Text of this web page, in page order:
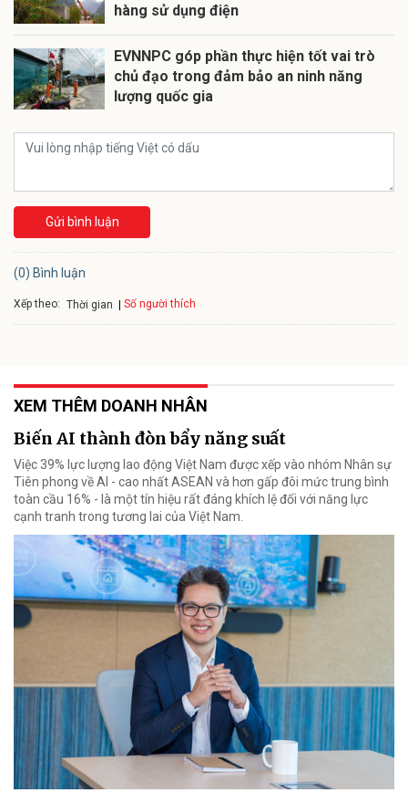
hàng sử dụng điện
EVNNPC góp phần thực hiện tốt vai trò
chủ đạo trong đảm bảo an ninh năng
lượng quốc gia
Gửi bình luận
(0) Bình luận
Xếp theo: Thời gian Số người thích
XEM THÊM DOANH NHÂN
Biến AI thành đòn bẩy năng suất
Việc 39% lực lượng lao động Việt Nam được xếp vào nhóm Nhân sự
Tiên phong về AI - cao nhất ASEAN và hơn gấp đôi mức trung bình
toàn cầu 16% - là một tín hiệu rất đáng khích lệ đối với năng lực
cạnh tranh trong tương lai của Việt Nam.